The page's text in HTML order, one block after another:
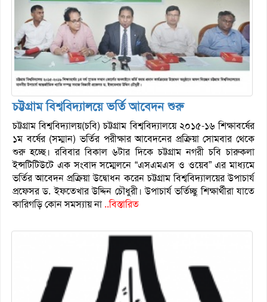
চট্টগ্রাম বিশ্ববিদ্যালয়ে ভর্তি আবেদন শুরু
চট্টগ্রাম বিশ্ববিদ্যালয়(চবি) চট্টগ্রাম বিশ্ববিদ্যালয়ে ২০১৫-১৬ শিক্ষাবর্ষের
১ম বর্ষের (সম্মান) ভর্তির পরীক্ষার আবেদনের প্রক্রিয়া সোমবার থেকে
শুরু হচ্ছে। রবিবার বিকাল ৬টার দিকে চট্টগ্রাম নগরী চবি চারুকলা
ইন্সটিটিউটে এক সংবাদ সম্মেলনে “এসএমএস ও ওয়েব” এর মাধ্যমে
ভর্তির আবেদন প্রক্রিয়া উদ্বোধন করেন চট্টগ্রাম বিশ্ববিদ্যালয়ের উপাচার্য
প্রফেসর ড. ইফতেখার উদ্দিন চৌধুরী। উপাচার্য ভর্তিচ্ছু শিক্ষার্থীরা যাতে
কারিগড়ি কোন সমস্যায় না..বিস্তারিত